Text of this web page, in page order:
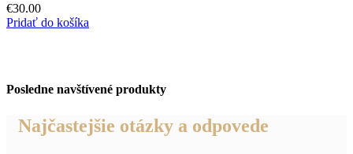
€30.00
Pridať do košíka
Posledne navštívené produkty
Najčastejšie otázky a odpovede